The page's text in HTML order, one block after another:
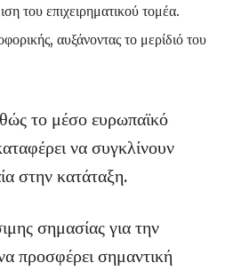
του επιχειρηματικού τομέα.
αυξάνοντας το μερίδιό του
το μέσο ευρωπαϊκό
να συγκλίνουν
στην κατάταξη.
σημασίας για την
προσφέρει σημαντική